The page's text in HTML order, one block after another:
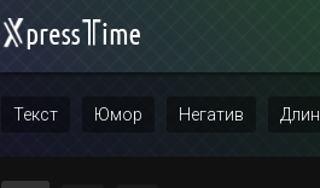
Текст Юмор Негатив